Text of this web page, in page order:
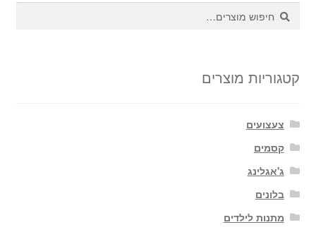
חיפוש
עבור:
חיפוש
קטגוריות מוצרים
צעצועים
קסמים
ג'אגלינג
בלונים
מתנות לילדים